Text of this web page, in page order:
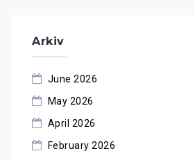
Arkiv
June 2026
May 2026
April 2026
February 2026